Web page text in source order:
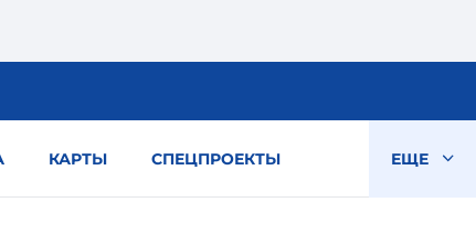
КАРТЫ СПЕЦПРОЕКТЫ ЕЩЕ